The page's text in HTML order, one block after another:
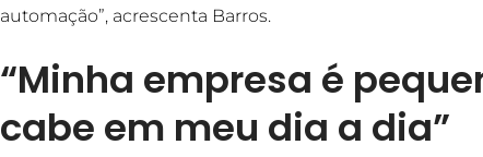
automação”, acrescenta Barros.
“Minha empresa é
cabe em meu dia a dia”